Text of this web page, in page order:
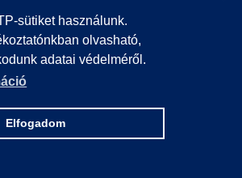
sütiket használunk.
olvasható,
adatai védelméről.
Elfogadom